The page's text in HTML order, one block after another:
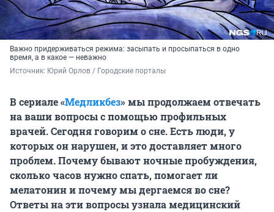
Важно придерживаться режима: засыпать и просыпаться в одно
время, а в какое — неважно
Источник: Юрий Орлов / Городские порталы
В сериале «Медликбез» мы продолжаем отвечать
на ваши вопросы с помощью профильных
врачей. Сегодня говорим о сне. Есть люди, у
которых он нарушен, и это доставляет много
проблем. Почему бывают ночные пробуждения,
сколько часов нужно спать, помогает ли
мелатонин и почему мы дергаемся во сне?
Ответы на эти вопросы узнала медицинский